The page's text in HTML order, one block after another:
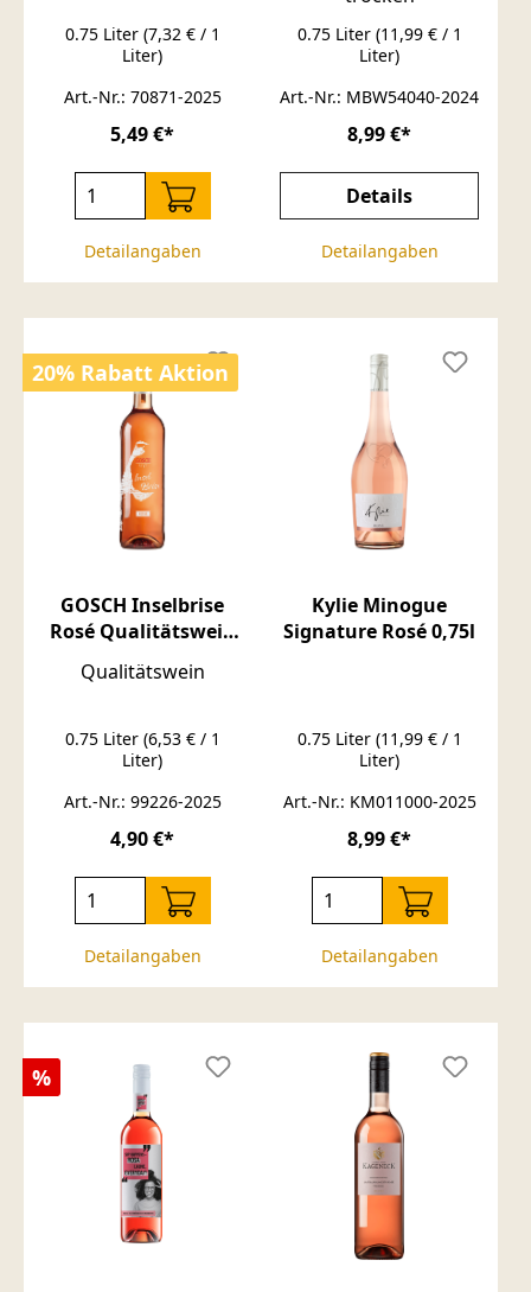
0.75 Liter (7,32 € / 1
Liter)
Art.-Nr.: 70871-2025
5,49 €*
Detailangaben
0.75 Liter (11,99 € / 1
Liter)
Art.-Nr.: MBW54040-2024
8,99 €*
Details
Detailangaben
20% Rabatt Aktion
GOSCH Inselbrise
Rosé Qualitätswein
Qualitätswein
0.75 Liter (6,53 € / 1
Liter)
Art.-Nr.: 99226-2025
4,90 €*
Detailangaben
Kylie Minogue
Signature Rosé 0,75l
0.75 Liter (11,99 € / 1
Liter)
Art.-Nr.: KM011000-2025
8,99 €*
Detailangaben
Rabatt
%